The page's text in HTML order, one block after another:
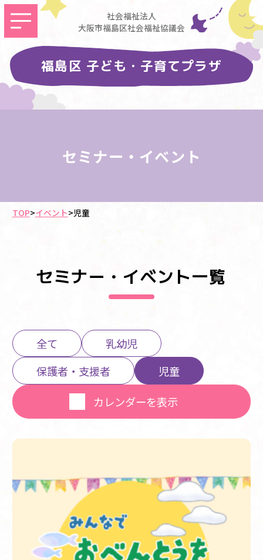
社会福祉法人
大阪市福島区社会福祉協議会
福島区 子ども・子育てプラザ
セミナー・イベント
TOP>イベント>児童
セミナー・イベント一覧
全て
乳幼児
保護者・支援者
児童
カレンダーを表示